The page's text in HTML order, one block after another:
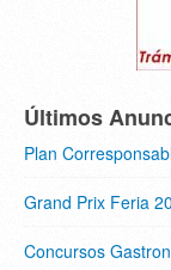
Últimos
Plan
Grand Prix Feria
Concursos